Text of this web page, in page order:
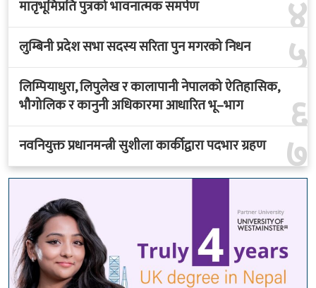
४
मातृभूमिप्रति पुत्रको भावनात्मक समर्पण
५
लुम्बिनी प्रदेश सभा सदस्य सरिता पुन मगरको निधन
६
लिम्पियाधुरा, लिपुलेख र कालापानी नेपालको ऐतिहासिक,
भौगोलिक र कानुनी अधिकारमा आधारित भू–भाग
७
नवनियुक्त प्रधानमन्त्री सुशीला कार्कीद्वारा पदभार ग्रहण